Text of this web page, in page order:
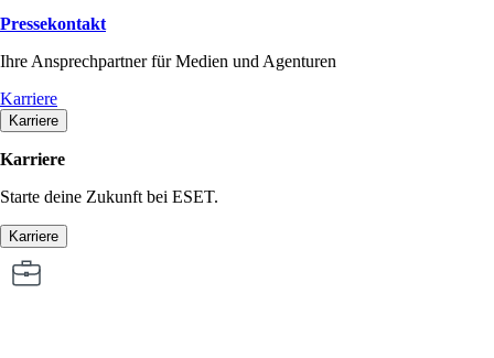
Pressekontakt
Ihre Ansprechpartner für Medien und Agenturen
Karriere
Karriere
Karriere
Starte deine Zukunft bei ESET.
Karriere